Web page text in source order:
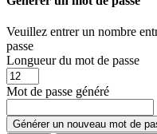
Veuillez entrer un nombre
passe
Longueur du mot de passe
Mot de passe généré
Générer un nouveau mot de